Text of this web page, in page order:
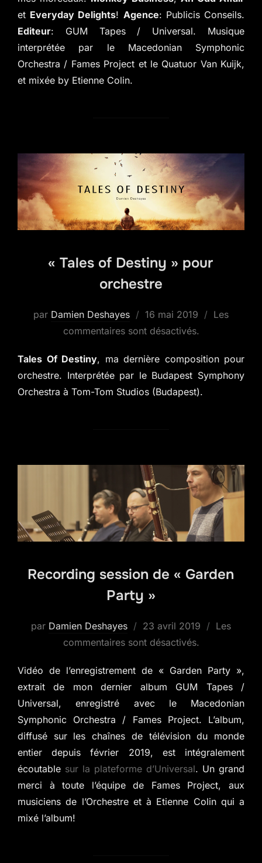
et Everyday Delights! Agence: Publicis Conseils.
Editeur: GUM Tapes / Universal. Musique
interprétée par le Macedonian Symphonic
Orchestra / Fames Project et le Quatuor Van Kuijk,
et mixée by Etienne Colin.
« Tales of Destiny » pour
orchestre
par Damien Deshayes
Publié
le
16 mai 2019
Les
commentaires sont désactivés.
Tales Of Destiny, ma dernière composition pour
orchestre. Interprétée par le Budapest Symphony
Orchestra à Tom-Tom Studios (Budapest).
Recording session de « Garden
Party »
par Damien Deshayes
Publié
le
23 avril 2019
Les
commentaires sont désactivés.
Vidéo de l’enregistrement de « Garden Party »,
extrait de mon dernier album GUM Tapes /
Universal, enregistré avec le Macedonian
Symphonic Orchestra / Fames Project. L’album,
diffusé sur les chaînes de télévision du monde
entier depuis février 2019, est intégralement
écoutable sur la plateforme d’Universal. Un grand
merci à toute l’équipe de Fames Project, aux
musiciens de l’Orchestre et à Etienne Colin qui a
mixé l’album!